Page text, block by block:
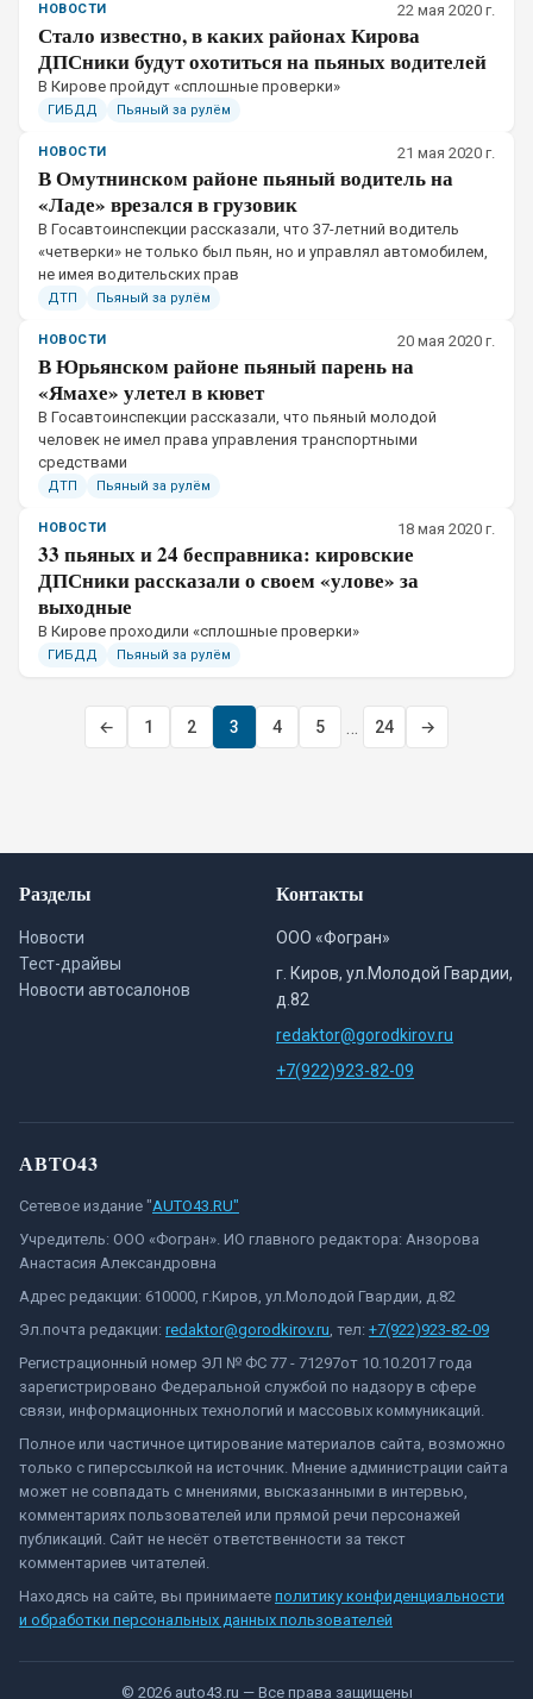
НОВОСТИ 22 мая 2020 г.
Стало известно, в каких районах Кирова
ДПСники будут охотиться на пьяных водителей
​В Кирове пройдут «сплошные проверки»
ГИБДД Пьяный за рулём
НОВОСТИ 21 мая 2020 г.
В Омутнинском районе пьяный водитель на
«Ладе» врезался в грузовик
​В Госавтоинспекции рассказали, что 37-летний водитель
«четверки» не только был пьян, но и управлял автомобилем,
не имея водительских прав
ДТП Пьяный за рулём
НОВОСТИ 20 мая 2020 г.
В Юрьянском районе пьяный парень на
«Ямахе» улетел в кювет
​В Госавтоинспекции рассказали, что пьяный молодой
человек не имел права управления транспортными
средствами
ДТП Пьяный за рулём
НОВОСТИ 18 мая 2020 г.
33 пьяных и 24 бесправника: кировские
ДПСники рассказали о своем «улове» за
выходные
​В Кирове проходили «сплошные проверки»
ГИБДД Пьяный за рулём
← 1 2 3 4 5 24 →
Разделы
Новости
Тест-драйвы
Новости автосалонов
Контакты
ООО «Фогран»
г. Киров, ул.Молодой Гвардии,
д.82
redaktor@gorodkirov.ru
+7(922)923-82-09
АВТО43
Сетевое издание "AUTO43.RU"
Учредитель: ООО «Фогран». ИО главного редактора: Анзорова
Анастасия Александровна
Адрес редакции: 610000, г.Киров, ул.Молодой Гвардии, д.82
Эл.почта редакции: redaktor@gorodkirov.ru, тел: +7(922)923-82-09
Регистрационный номер ЭЛ № ФС 77 - 71297от 10.10.2017 года
зарегистрировано Федеральной службой по надзору в сфере
связи, информационных технологий и массовых коммуникаций.
Полное или частичное цитирование материалов сайта, возможно
только с гиперссылкой на источник. Мнение администрации сайта
может не совпадать с мнениями, высказанными в интервью,
комментариях пользователей или прямой речи персонажей
публикаций. Сайт не несёт ответственности за текст
комментариев читателей.
Находясь на сайте, вы принимаете политику конфиденциальности
и обработки персональных данных пользователей
© 2026 auto43.ru — Все права защищены